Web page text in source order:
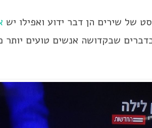
של שירים הן דבר ידוע ואפילו יש
שבקדושה אנשים טועים יותר